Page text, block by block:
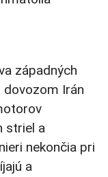
západných
dovozom Irán
striel a
nekončia pri
a